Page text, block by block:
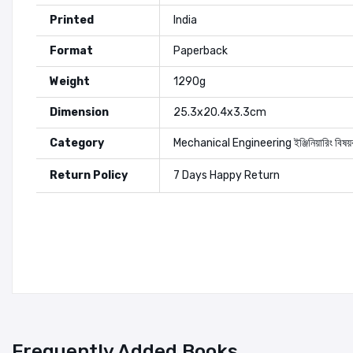
Printed India
Format Paperback
Weight 1290g
Dimension 25.3x20.4x3.3cm
Category Mechanical Engineering ইঞ্জিনিয়ারিং
Return Policy 7 Days Happy Return